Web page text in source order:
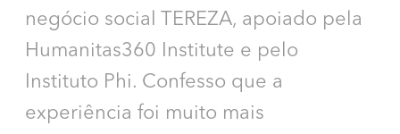
negócio social TEREZA, apoiado pela
Humanitas360 Institute e pelo
Instituto Phi. Confesso que a
experiência foi muito mais